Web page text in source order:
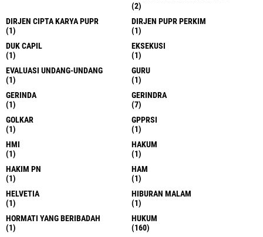
(2)
DIRJEN CIPTA KARYA PUPR
(1)
DIRJEN PUPR PERKIM
(1)
DUK CAPIL
(1)
EKSEKUSI
(1)
EVALUASI UNDANG-UNDANG
(1)
GURU
(1)
GERINDA
(1)
GERINDRA
(7)
GOLKAR
(1)
GPPRSI
(1)
HMI
(1)
HAKUM
(1)
HAKIM PN
(1)
HAM
(1)
HELVETIA
(1)
HIBURAN MALAM
(1)
HORMATI YANG BERIBADAH
(1)
HUKUM
(160)